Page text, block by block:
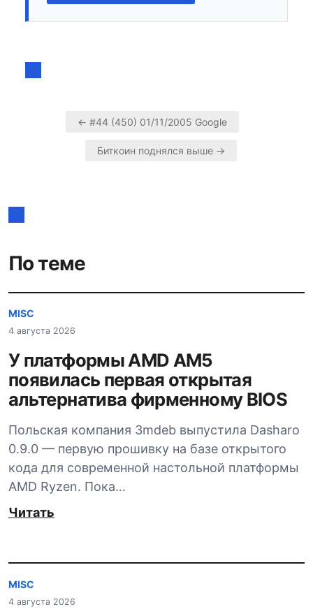
Навигация
← #44 (450) 01/11/2005 Google
Биткоин поднялся выше →
По теме
MISC
4 августа 2026
У платформы AMD AM5
появилась первая открытая
альтернатива фирменному BIOS
Польская компания 3mdeb выпустила Dasharo
0.9.0 — первую прошивку на базе открытого
кода для современной настольной платформы
AMD Ryzen. Пока…
Читать
MISC
4 августа 2026